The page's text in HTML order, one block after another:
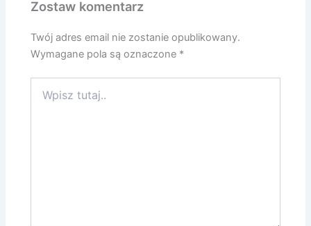
Zostaw komentarz
Twój adres email nie zostanie opublikowany.
Wymagane pola są oznaczone *
tutaj..